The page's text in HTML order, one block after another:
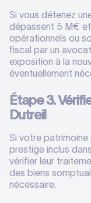
Si vous détenez
dépassent 5 M€
opérationnels ou
fiscal par un
exposition à la
éventuellement
Étape 3.
Dutreil
Si votre
prestige inclus
vérifier leur
des biens
nécessaire.